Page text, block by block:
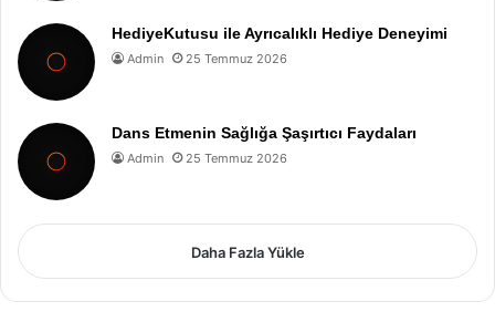
HediyeKutusu ile Ayrıcalıklı Hediye Deneyimi
Admin 25 Temmuz 2026
Dans Etmenin Sağlığa Şaşırtıcı Faydaları
Admin 25 Temmuz 2026
Daha Fazla Yükle